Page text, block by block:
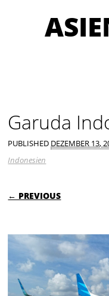
Garuda
PUBLISHED DEZEMBER 13,
Indonesien
← PREVIOUS